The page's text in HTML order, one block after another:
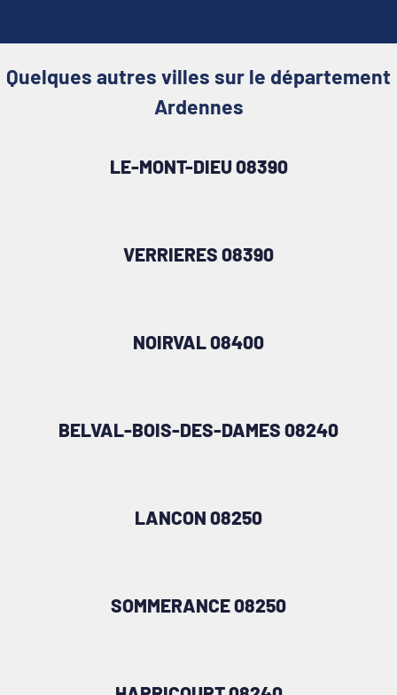
Quelques autres villes sur le département
Ardennes
LE-MONT-DIEU 08390
VERRIERES 08390
NOIRVAL 08400
BELVAL-BOIS-DES-DAMES 08240
LANCON 08250
SOMMERANCE 08250